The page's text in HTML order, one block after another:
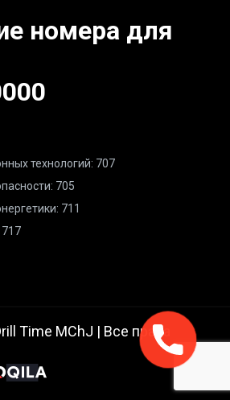
номера для
технологий: 707
705
711
Time MChJ | Все права